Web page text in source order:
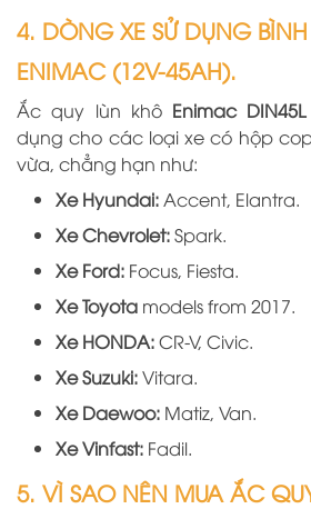
4. DÒNG XE SỬ DỤNG
ENIMAC (12V-45AH).
Ắc quy lùn khô Enimac
dụng cho các loại xe có hộp
vừa, chẳng hạn như:
Xe Hyundai:Accent, Elantra.
Xe Chevrolet:Spark.
Xe Ford: Focus, Fiesta.
Xe Toyota models from 2017.
Xe HONDA:CR-V, Civic.
Xe Suzuki:Vitara.
Xe Daewoo: Matiz, Van.
Xe Vinfast: Fadil.
5. VÌ SAO NÊN MUA ẮC